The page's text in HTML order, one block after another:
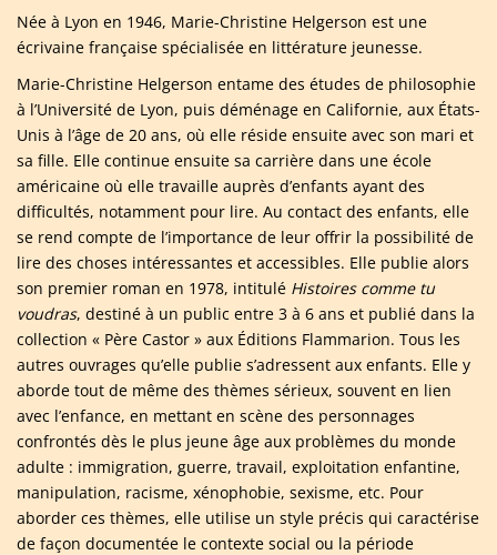
Née à Lyon en 1946, Marie-Christine Helgerson est une
écrivaine française spécialisée en littérature jeunesse.
Marie-Christine Helgerson entame des études de philosophie
à l’Université de Lyon, puis déménage en Californie, aux États-
Unis à l’âge de 20 ans, où elle réside ensuite avec son mari et
sa fille. Elle continue ensuite sa carrière dans une école
américaine où elle travaille auprès d’enfants ayant des
difficultés, notamment pour lire. Au contact des enfants, elle
se rend compte de l’importance de leur offrir la possibilité de
lire des choses intéressantes et accessibles. Elle publie alors
son premier roman en 1978, intitulé Histoires comme tu
voudras, destiné à un public entre 3 à 6 ans et publié dans la
collection « Père Castor » aux Éditions Flammarion. Tous les
autres ouvrages qu’elle publie s’adressent aux enfants. Elle y
aborde tout de même des thèmes sérieux, souvent en lien
avec l’enfance, en mettant en scène des personnages
confrontés dès le plus jeune âge aux problèmes du monde
adulte : immigration, guerre, travail, exploitation enfantine,
manipulation, racisme, xénophobie, sexisme, etc. Pour
aborder ces thèmes, elle utilise un style précis qui caractérise
de façon documentée le contexte social ou la période